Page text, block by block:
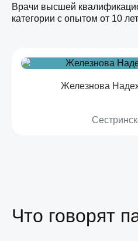
Врачи высшей
категории с опытом от 10 лет
Железнова
Что говорят